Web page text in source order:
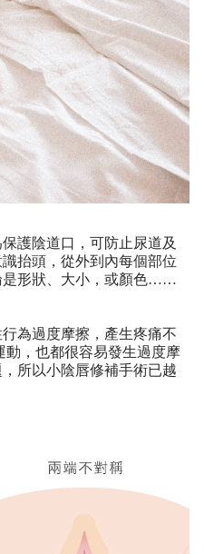
護陰道口，可防止尿道及
抬頭，從外到內每個部位
是形狀、大小，或顏色……
為過度摩擦，產生疼痛不
動，也都很容易發生過度摩
所以小陰唇修補手術已越